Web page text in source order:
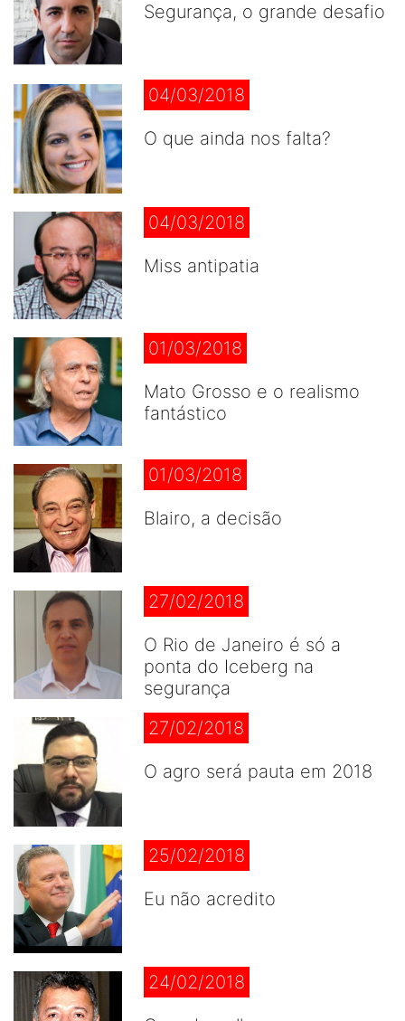
Segurança, o grande desafio
04/03/2018
O que ainda nos falta?
04/03/2018
Miss antipatia
01/03/2018
Mato Grosso e o realismo
fantástico
01/03/2018
Blairo, a decisão
27/02/2018
O Rio de Janeiro é só a
ponta do Iceberg na
segurança
27/02/2018
O agro será pauta em 2018
25/02/2018
Eu não acredito
24/02/2018